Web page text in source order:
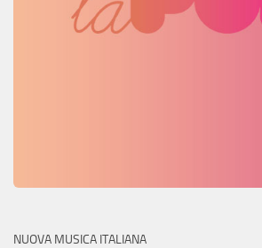
NUOVA MUSICA ITALIANA